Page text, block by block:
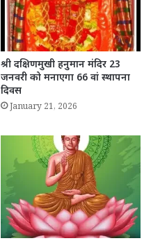
श्री दक्षिणमुखी हनुमान मंदिर 23
जनवरी को मनाएगा 66 वां स्थापना
दिवस
January 21, 2026